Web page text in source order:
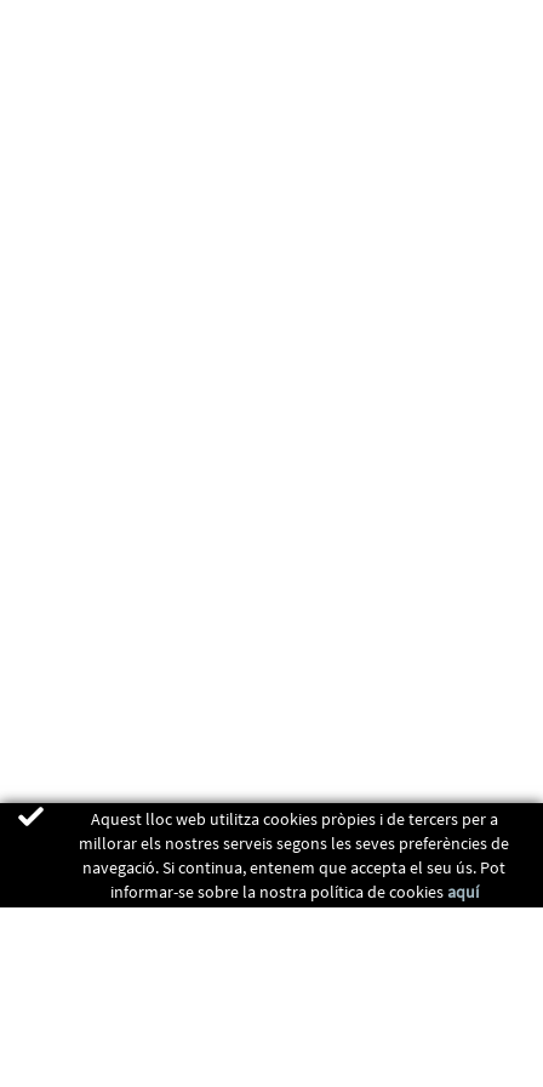
Aquest lloc web utilitza cookies pròpies i de tercers per a
millorar els nostres serveis segons les seves preferències de
navegació. Si continua, entenem que accepta el seu ús. Pot
informar-se sobre la nostra política de cookies aquí